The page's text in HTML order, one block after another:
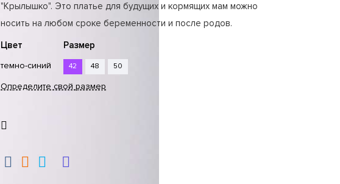
"Крылышко". Это платье для будущих и кормящих мам можно
носить на любом сроке беременности и после родов.
Цвет
темно-синий
Размер
42 48 50
Определите свой размер